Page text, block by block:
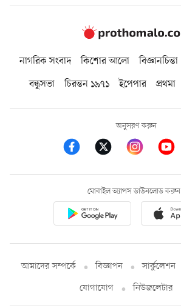
নাগরিক সংবাদ কিশোর আলো বিজ্ঞানচিন্তা
বন্ধুসভা
চিরন্তন ১৯৭১ ইপেপার প্রথমা
অনুসরণ করুন
মোবাইল অ্যাপস ডাউনলোড করুন
আমাদের সম্পর্কে বিজ্ঞাপন সার্কুলেশন
যোগাযোগ
নিউজলেটার